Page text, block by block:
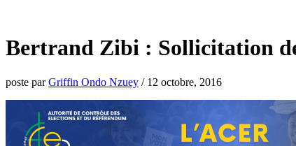
Bertrand Zibi : Sollicitation
poste parGriffin Ondo Nzuey / 12 octobre, 2016